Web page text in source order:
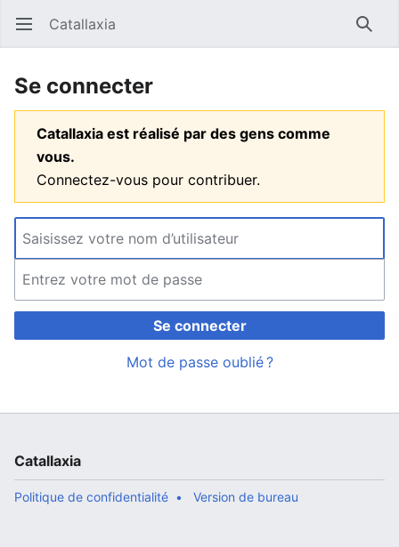
Ouvrir le menu principal Catallaxia
Se connecter
Catallaxia est réalisé par des gens comme
vous.
Connectez-vous pour contribuer.
Se connecter
Mot de passe oublié ?
Catallaxia
Politique de confidentialité Version de bureau